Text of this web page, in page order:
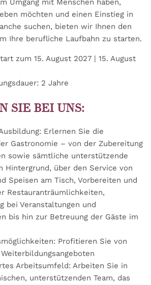
Umgang mit Menschen haben,
möchten und einen Einstieg in
suchen, bieten wir Ihnen den
Ihre berufliche Laufbahn zu starten.
zum 15. August 2027 | 15. August
2 Jahre
SIE BEI UNS:
Erlernen Sie die
Gastronomie – von der Zubereitung
sowie sämtliche unterstützende
Hintergrund, über den Service von
Speisen am Tisch, Vorbereiten und
Restauranträumlichkeiten,
bei Veranstaltungen und
bis hin zur Betreuung der Gäste im
Profitieren Sie von
Arbeitsumfeld: Arbeiten Sie in
unterstützenden Team, das